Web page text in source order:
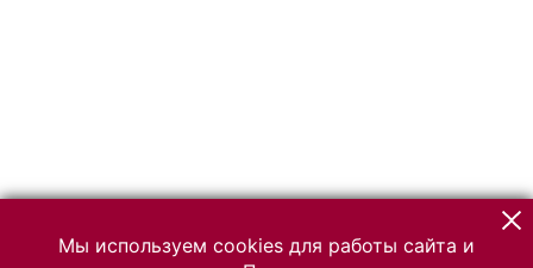
Мы используем cookies для работы сайта и